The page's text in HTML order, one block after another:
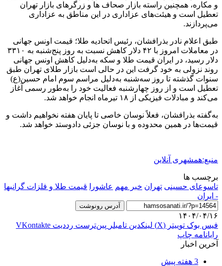
و مکاره، همچنین راسته بازار صحاف ها و زرگرهای بازار تهران
تعطیل است و هیئت‌های عزاداری در این مناطق به عزاداری
می‌پردازند.
طبق اعلام نادر بذرافشان، رئیس اتحادیه طلا؛ قیمت اونس جهانی
در معاملات امروز با ۴۲ دلار کاهش نسبت به روز پنج‌شنبه به ۳۳۱۰
دلار رسید، در ایران قیمت طلا و سکه به‌دلیل کاهش اونس جهانی
روند نزولی به خود گرفت این در حالی است بازار طلای تهران طبق
سنوات گذشته تا روز سه‌شنبه به‌دلیل مراسم سوم امام حسین(ع)
تعطیل است و از روز چهارشنبه فعالیت خود را به‌طور رسمی آغاز
می‌کند و مبادلات فیزیکی از ۱۸ تیرماه انجام خواهد شد.
به‌گفته بذرافشان، فعلاً نوسان خاصی تا پایان هفته نخواهیم داشت و
قیمت‌ها در همین محدوده و با نوسان جزئی دادوستد خواهد شد.
منبع:همشهری آنلاین
برچسب ها
تاسوعای حسینی تهران خبر مهم عاشورا
قیمت طلا و فلزات گرانبها
- ایران
آدرس رونوشت
۱۴۰۴/۰۴/۱۶
فیس بوک توییتر (X) لینکدین ‫تامبلر ‫پین‌ترست ‫رددیت ‫VKontakte
رایانامه چاپ
آخرین اخبار
3 هفته پیش